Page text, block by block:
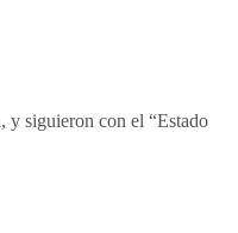
y siguieron con el “Estado